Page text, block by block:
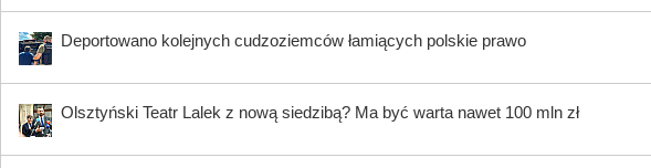
Deportowano kolejnych cudzoziemców łamiących polskie prawo
Olsztyński Teatr Lalek z nową siedzibą? Ma być warta nawet 100 mln zł